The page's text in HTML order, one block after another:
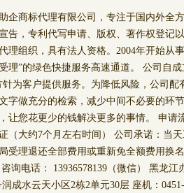
企商标代理有限公司，专注于国内外全
告，专利代写申请、版权、著作权登记
理组织，具有法人资格。2004年开始从
理”的绿色快捷服务高速通道。 公司自
针为客户提供服务。为降低风险，公司
字做充分的检索，减少中间不必要的环
让您花更少的钱解决更多的事情。 申
（大约7个月左右时间） 公司承诺：当
受理退还全部费用或重新免全额费用换
询电话： 13936578139（微信） 黑龙
润成水云天小区2栋2单元30层 座机：